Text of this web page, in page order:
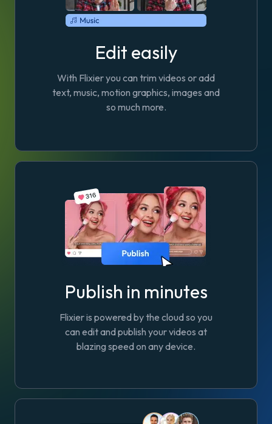
Edit easily
With Flixier you can trim videos or add
text, music, motion graphics, images and
so much more.
Publish in minutes
Flixier is powered by the cloud so you
can edit and publish your videos at
blazing speed on any device.